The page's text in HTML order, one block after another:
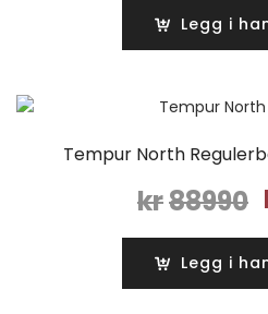
Legg i
Tempur North
kr88990
Legg i